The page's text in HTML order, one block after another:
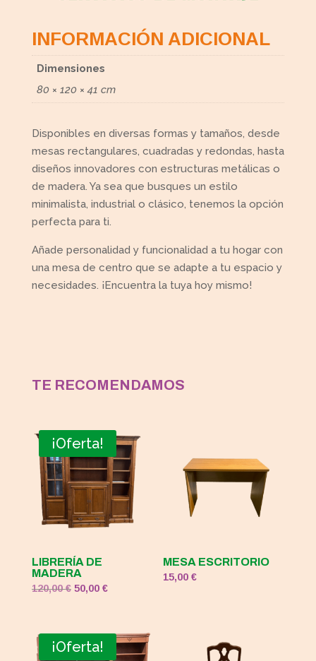
INFORMACIÓN ADICIONAL
Dimensiones
80 × 120 × 41 cm
Disponibles en diversas formas y tamaños, desde
mesas rectangulares, cuadradas y redondas, hasta
diseños innovadores con estructuras metálicas o
de madera. Ya sea que busques un estilo
minimalista, industrial o clásico, tenemos la opción
perfecta para ti.
Añade personalidad y funcionalidad a tu hogar con
una mesa de centro que se adapte a tu espacio y
necesidades. ¡Encuentra la tuya hoy mismo!
TE RECOMENDAMOS
¡Oferta!
LIBRERÍA DE
MADERA
120,00€ El
era:
50,00 €El
es:
MESA ESCRITORIO
15,00€
¡Oferta!